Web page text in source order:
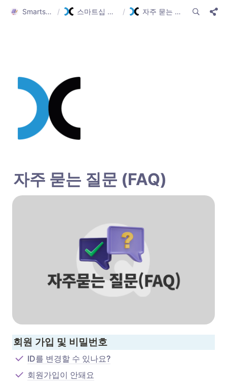
Smartship Guide / 스마트십 가이드(한글) / 자주 묻는 질문 (FAQ)
자주 묻는 질문 (FAQ)
회원 가입 및 비밀번호
ID를 변경할 수 있나요?
회원가입이 안돼요